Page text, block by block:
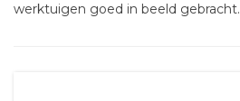
werktuigen goed in beeld gebracht.